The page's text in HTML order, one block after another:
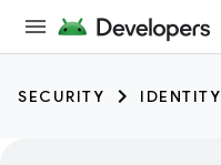
SECURITY IDENTITY